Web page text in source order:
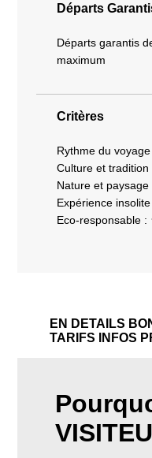
Départs
Départs garantis
maximum
Critères
Rythme du
Culture et
Nature et
Expérience
Eco-
EN DETAILS
TARIFS
INFOS